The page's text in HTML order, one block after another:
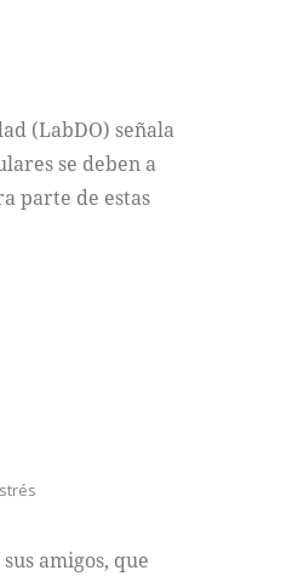
(LabDO) señala
se deben a
parte de estas
amigos, que